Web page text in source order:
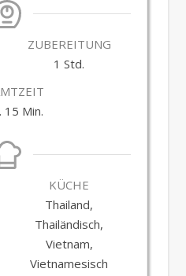
ZUBEREITUNG
1 Stunde
Std.
15 Minuten
Min.
KÜCHE
Thailand,
Thailändisch,
Vietnam,
Vietnamesisch